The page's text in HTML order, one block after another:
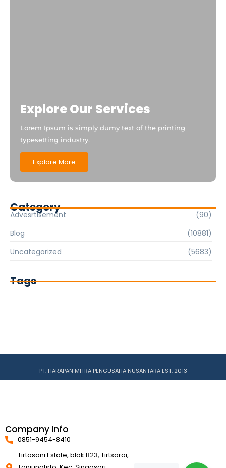
Explore Our Services
Lorem Ipsum is simply dumy text of the printing
typesetting industry.
Explore More
Category
Advesrtisement
(90)
Blog
(10881)
Uncategorized
(5683)
Tags
PT. HARAPAN MITRA PENGUSAHA NUSANTARA EST. 2013
Company Info
0851-9454-8410
Tirtasani Estate, blok B23, Tirtsarai,